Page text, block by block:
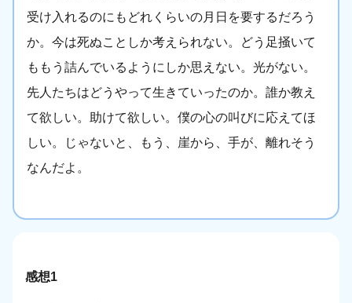
受け入れるのにもどれくらいの月日を要するだろう
か。今は死ぬことしか考えられない。どう足掻いて
ももう詰んでいるようにしか思えない。光がない。
先人たちはどうやって生きていったのか。誰か教え
て欲しい。助けて欲しい。僕の心の叫びに応えてほ
しい。じゃないと、もう、崖から、手が、離れそう
なんだよ。
感想1